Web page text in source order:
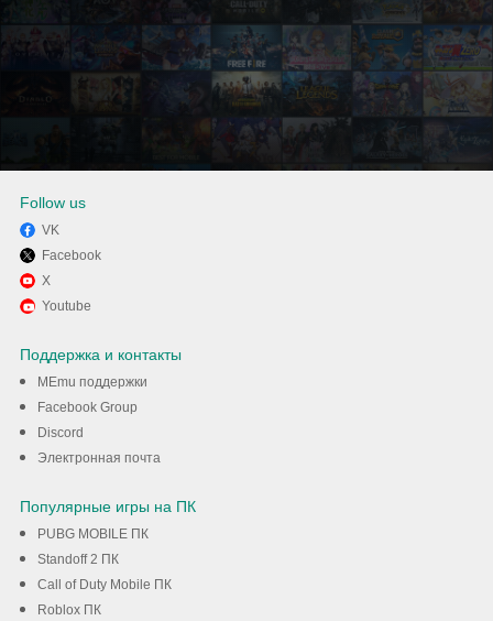
Наслаждайтесь ブルーロック
BLAZE BATTLE на своем
компьютере с помощью
Скачать
Follow us
VK
Facebook
X
Youtube
Поддержка и контакты
MEmu поддержки
Facebook Group
Discord
Электронная почта
Популярные игры на ПК
PUBG MOBILE ПК
Standoff 2 ПК
Call of Duty Mobile ПК
Roblox ПК